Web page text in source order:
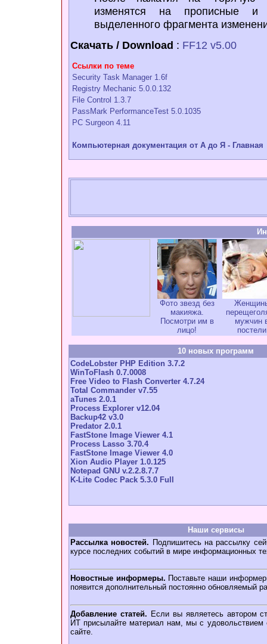
изменятся на прописные и
выделенного фрагмента
Скачать / Download : FF12 v5.00
Ссылки по теме
Security Task Manager 1.6f
Registry Mechanic 5.0.0.132
File Control 1.3.7
PassMark PerformanceTest 5.0.1035
PC Surgeon 4.11
Компьютерная документация от А до Я - Главная
Фото звезд без
макияжа.
Посмотри им в
лицо!
мужчин
постели
10 новых программ
CodeLobster PHP Edition 3.7.2
WinToFlash 0.7.0008
Free Video to Flash Converter 4.7.24
Total Commander v7.55
aTunes 2.0.1
Process Explorer v12.04
Backup42 v3.0
Predator 2.0.1
FastStone Image Viewer 4.1
Process Lasso 3.70.4
FastStone Image Viewer 4.0
Xion Audio Player 1.0.125
Notepad GNU v.2.2.8.7.7
K-Lite Codec Pack 5.3.0 Full
Наши сервисы
Рассылка новостей. Подпишитесь на рассылку
курсе последних событий в мире информационных
Новостные информеры. Поставьте наши
появится дополнительный постоянно обновляемый
Добавление статей. Если вы являетесь автором
ИТ присылайте материал нам, мы с удовольствием
сайте.